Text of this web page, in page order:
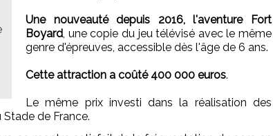
Une nouveauté depuis 2016, l'aventure Fort
Boyard, une copie du jeu télévisé avec le même
genre d'épreuves, accessible dès l'âge de 6 ans.
Cette attraction a coûté 400 000 euros.
Le même prix investi dans la réalisation des
de France.